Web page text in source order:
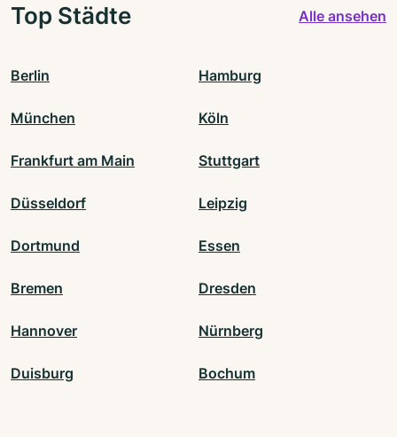
Top Städte Alle ansehen
Berlin Hamburg
München Köln
Frankfurt am Main Stuttgart
Düsseldorf Leipzig
Dortmund Essen
Bremen Dresden
Hannover Nürnberg
Duisburg Bochum